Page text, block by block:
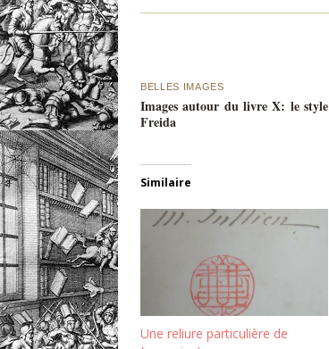
BELLES IMAGES
Images autour du livre X: le
Freida
Similaire
Une reliure particulière de